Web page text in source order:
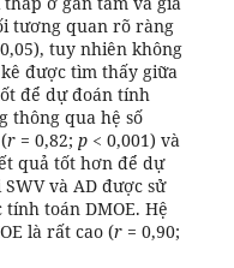
tương quan rõ ràng
tuy nhiên không
được tìm thấy giữa
để dự đoán tính
thông qua hệ số
r= 0,82; p< 0,001) và
quả tốt hơn để dự
và AD được sử
toán DMOE. Hệ
là rất cao (r= 0,90;